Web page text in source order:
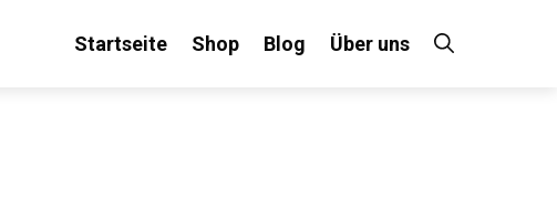
Startseite Shop Blog Über uns